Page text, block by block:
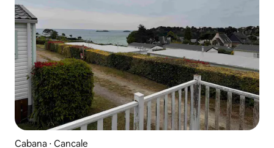
Cabana ⋅ Cancale